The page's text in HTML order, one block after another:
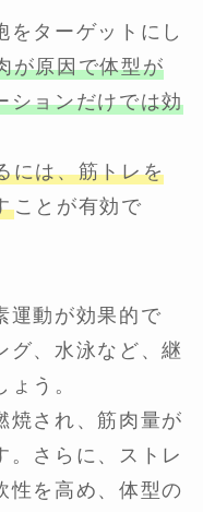
をターゲットにし
が原因で体型が
ションだけでは効
には、筋トレを
ことが有効で
運動が効果的で
グ、水泳など、継
う。
焼され、筋肉量が
。さらに、ストレ
性を高め、体型の